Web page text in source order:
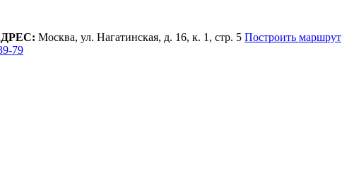
Москва, ул. Нагатинская, д. 16, к. 1, стр. 5 Построить маршрут
79